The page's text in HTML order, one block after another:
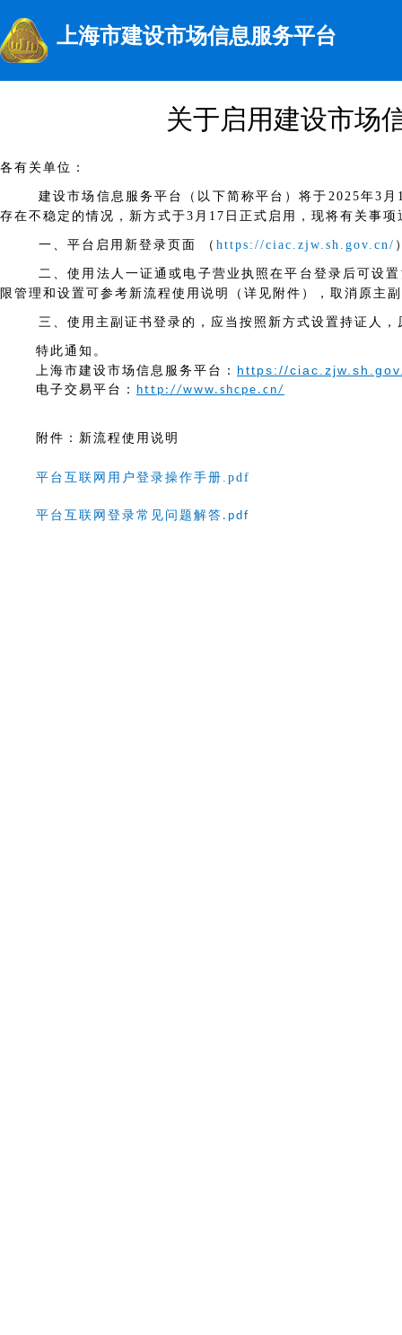
上海市建设市场信息服务平台
关于启用建设市场
各有关单位：
建设市场信息服务平台（以下简称平台）将于2025年3
存在不稳定的情况，新方式于3月17日正式启用，现将有关事项
一、平台启用新登录页面 （ https://ciac.zjw.sh.gov.cn/
二、使用法人一证通或电子营业执照在平台登录后可设
限管理和设置可参考新流程使用说明（详见附件），取消原主
三、使用主副证书登录的，应当按照新方式设置持证人
特此通知。
上海市建设市场信息服务平台： https://
电子交易平台： http://www.shcpe.cn/
附件：新流程使用说明
平台互联网用户登录操作手册.pdf
平台互联网登录常见问题解答.pdf